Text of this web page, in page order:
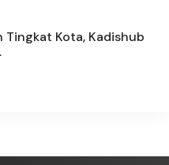
Tingkat Kota, Kadishub